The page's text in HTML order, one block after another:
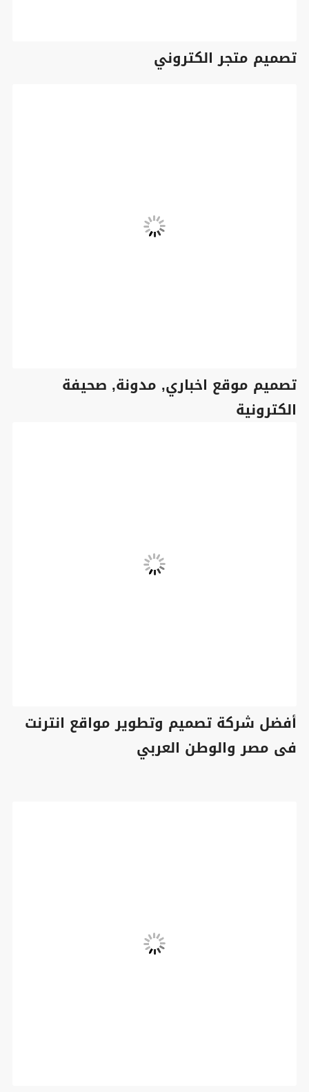
تصميم متجر الكتروني
تصميم موقع اخباري, مدونة, صحيفة
الكترونية
أفضل شركة تصميم وتطوير مواقع انترنت
فى مصر والوطن العربي